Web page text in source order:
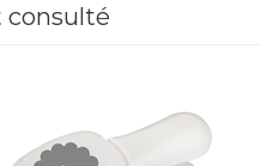
consulté